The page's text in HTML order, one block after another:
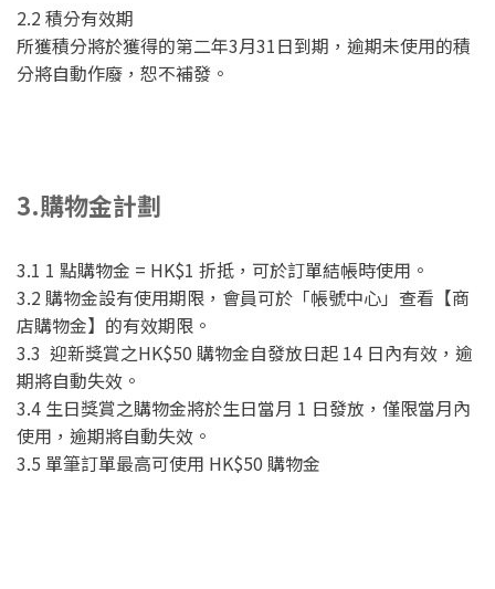
2.2 積分有效期
所獲積分將於獲得的第二年3月31日到期，逾期未使用的積
分將自動作廢，恕不補發。
3.購物金計劃
3.1 1 點購物金 = HK$1 折抵，可於訂單結帳時使用。
3.2 購物金設有使用期限，會員可於「帳號中心」查看【商
店購物金】的有效期限。
3.3 迎新獎賞之HK$50 購物金自發放日起 14 日內有效，逾
期將自動失效。
3.4 生日獎賞之購物金將於生日當月 1 日發放，僅限當月內
使用，逾期將自動失效。
3.5 單筆訂單最高可使用 HK$50 購物金